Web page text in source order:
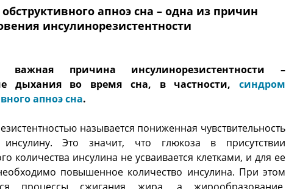
апноэ сна – одна из причин
инсулинорезистентности
важная причина инсулинорезистентности –
дыхания во время сна, в частности, синдром
апноэ сна.
называется пониженная чувствительность
Это значит, что глюкоза в присутствии
количества инсулина не усваивается клетками, и для ее
повышенное количество инсулина. При этом